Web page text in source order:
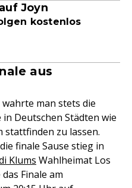
Joyn
kostenlos
aus
man stets die
Deutschen Städten wie
stattfinden zu lassen.
finale Sause stieg in
Klums Wahlheimat Los
Finale am